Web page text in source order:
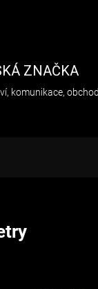
ZNAČKA
komunikace, obchod